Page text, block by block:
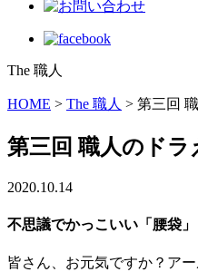
The 職人
HOME > The 職人 > 第三回
第三回 職人のドラ
2020.10.14
不思議でかっこいい「腰袋」
皆さん、お元気ですか？ア